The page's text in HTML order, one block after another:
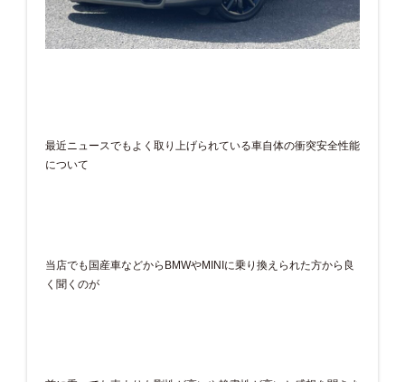
最近ニュースでもよく取り上げられている車自体の衝突安全性能
について
当店でも国産車などからBMWやMINIに乗り換えられた方から良
く聞くのが